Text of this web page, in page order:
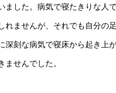
ました。病気で寝たきりな人
れませんが、それでも自分の
深刻な病気で寝床から起き上
せんでした。